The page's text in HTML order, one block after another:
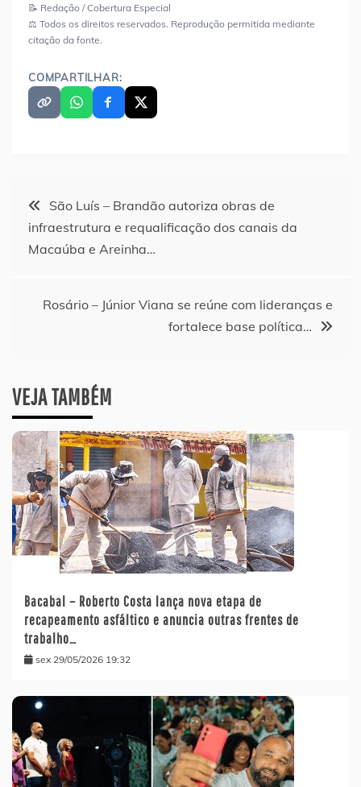
📝 Redação / Cobertura Especial
⚖️ Todos os direitos reservados. Reprodução permitida mediante
citação da fonte.
COMPARTILHAR:
Navegação
de
São Luís – Brandão autoriza obras de
infraestrutura e requalificação dos canais da
Macaúba e Areinha…
Rosário – Júnior Viana se reúne com lideranças e
fortalece base política…
VEJA TAMBÉM
Bacabal – Roberto Costa lança nova etapa de
recapeamento asfáltico e anuncia outras frentes de
trabalho…
sex 29/05/2026 19:32